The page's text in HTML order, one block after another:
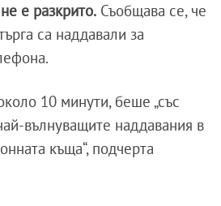
е разкрито. Съобщава се, че
са наддавали за
10 минути, беше „със
вълнуващите наддавания в
къща“, подчерта